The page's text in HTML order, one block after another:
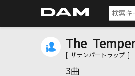
The
[ ザテンパートラップ ]
3曲